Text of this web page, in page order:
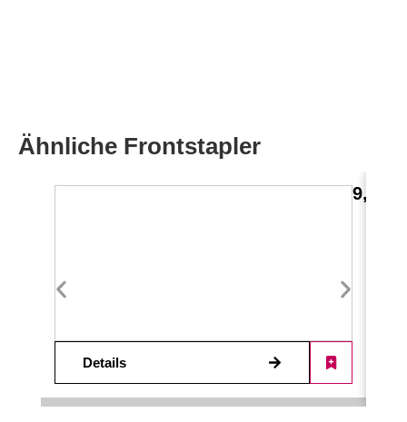
Ähnliche Frontstapler
9,0 t
Details